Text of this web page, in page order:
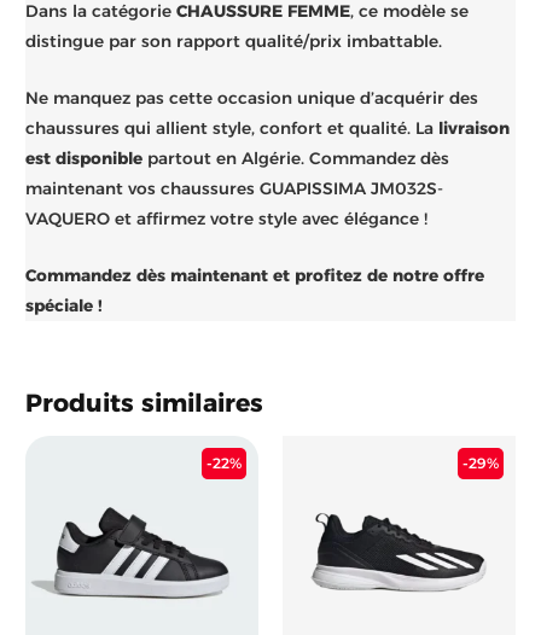
Dans la catégorieCHAUSSURE FEMME, ce modèle se
distingue par son rapport qualité/prix imbattable.
Ne manquez pas cette occasion unique d’acquérir des
chaussures qui allient style, confort et qualité. La livraison
est disponible partout en Algérie. Commandez dès
maintenant vos chaussures GUAPISSIMA JM032S-
VAQUERO et affirmez votre style avec élégance !
Commandez dès maintenant et profitez de notre offre
spéciale !
Produits similaires
-22%
était :
Le
prix
5.400 د.ج.
-29%
Le
prix